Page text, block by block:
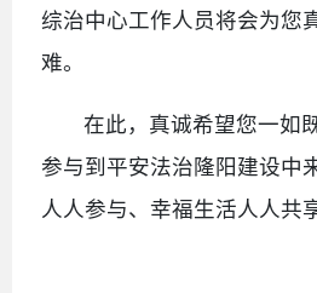
综治中心工作人员将会为您
难。
在此，真诚希望您一如
参与到平安法治隆阳建设中
人人参与、幸福生活人人共